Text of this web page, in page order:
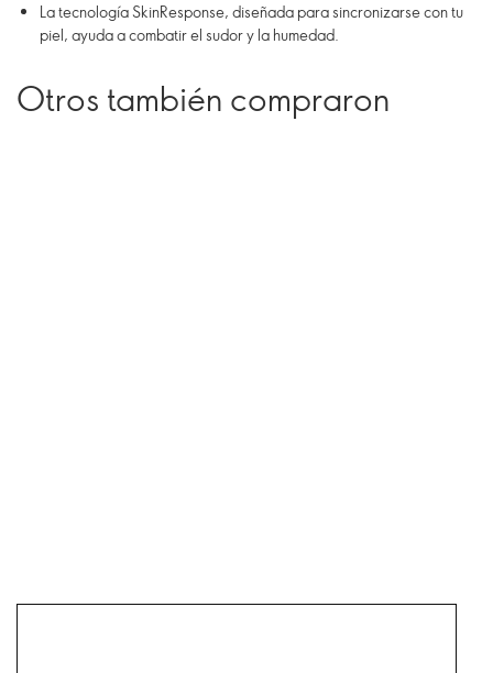
La tecnología SkinResponse, diseñada para sincronizarse con tu
piel, ayuda a combatir el sudor y la humedad.
Otros también compraron